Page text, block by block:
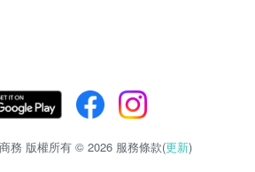
務 版權所有 © 2026 服務條款(更新)